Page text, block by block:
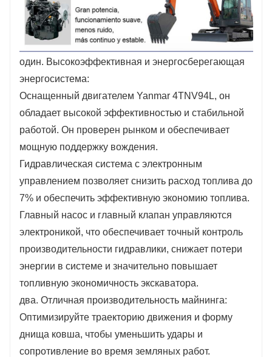
один. Высокоэффективная и энергосберегающая
энергосистема:
Оснащенный двигателем Yanmar 4TNV94L, он
обладает высокой эффективностью и стабильной
работой. Он проверен рынком и обеспечивает
мощную поддержку вождения.
Гидравлическая система с электронным
управлением позволяет снизить расход топлива до
7% и обеспечить эффективную экономию топлива.
Главный насос и главный клапан управляются
электроникой, что обеспечивает точный контроль
производительности гидравлики, снижает потери
энергии в системе и значительно повышает
топливную экономичность экскаватора.
два. Отличная производительность майнинга:
Оптимизируйте траекторию движения и форму
днища ковша, чтобы уменьшить удары и
сопротивление во время земляных работ.